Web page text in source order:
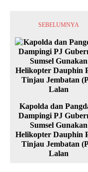
SEBELUMNYA
Kapolda dan
Dampingi PJ
Sumsel Gunakan
Helikopter Dauphin
Tinjau Jembatan
Lalan